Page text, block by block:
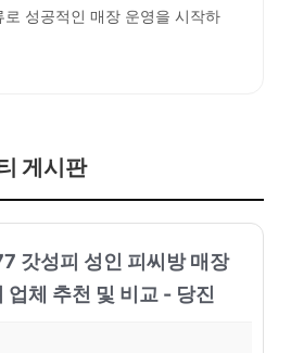
로 성공적인 매장 운영을 시작하
게시판
갓성피 성인 피씨방 매장
업체 추천 및 비교 - 당진